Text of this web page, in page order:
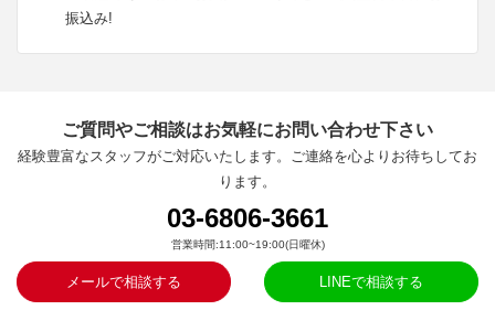
振込み!
ご質問やご相談はお気軽にお問い合わせ下さい
経験豊富なスタッフがご対応いたします。ご連絡を心よりお待ちしてお
ります。
03-6806-3661
営業時間:11:00~19:00(日曜休)
メールで相談する LINEで相談する